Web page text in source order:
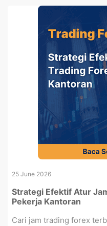
25 June 2026
Strategi Efektif Atur
Pekerja Kantoran
Cari jam trading forex